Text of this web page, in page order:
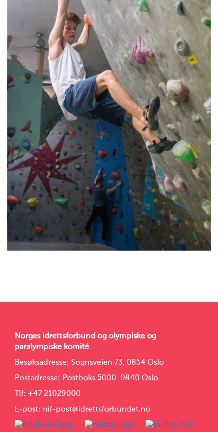
Norges idrettsforbund og olympiske og
paralympiske komité
Besøksadresse: Sognsveien 73, 0854 Oslo
Postadresse: Postboks 5000, 0840 Oslo
Tlf: +47 21029000
E-post: nif-post@idrettsforbundet.no